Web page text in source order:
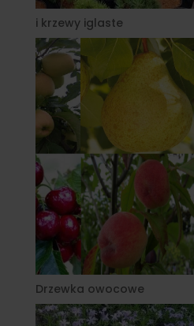
i krzewy iglaste
Drzewka owocowe